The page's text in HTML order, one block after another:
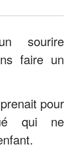
sourire
faire un
pour
qui ne